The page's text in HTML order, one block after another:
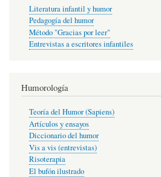
Literatura infantil y humor
Pedagogía del humor
Método "Gracias por leer"
Entrevistas a escritores infantiles
Humorología
Teoría del Humor (Sapiens)
Artículos y ensayos
Diccionario del humor
Vis a vis (entrevistas)
Risoterapia
El bufón ilustrado